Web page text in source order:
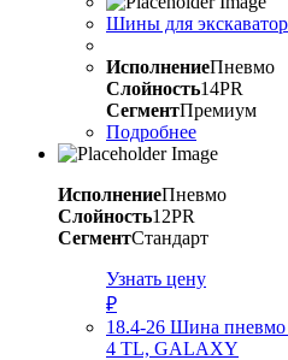
Шины для
ИсполнениеПневмо
Слойность14PR
СегментПремиум
Подробнее
ИсполнениеПневмо
Слойность12PR
СегментСтандарт
Узнать цену
₽
18.4-26 Шина
4 TL, GALAXY